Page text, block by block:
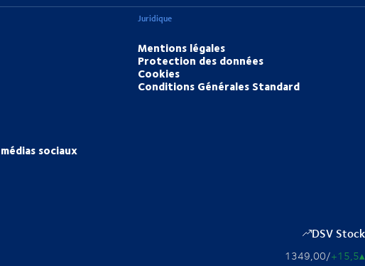
sociaux
Juridique
Mentions légales
Protection des données
Cookies
Conditions Générales Standard
DSV Stock
1349,00/+15,5▴